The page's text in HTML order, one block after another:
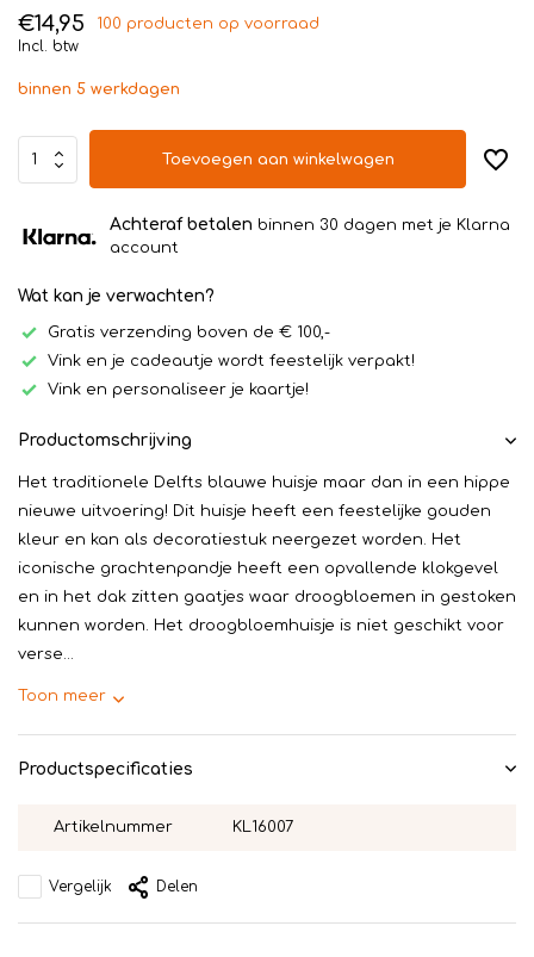
€14,95
100 producten op voorraad
Incl. btw
binnen 5 werkdagen
Toevoegen aan winkelwagen
Achteraf betalen binnen 30 dagen met je Klarna
account
Wat kan je verwachten?
Gratis verzending boven de € 100,-
Vink en je cadeautje wordt feestelijk verpakt!
Vink en personaliseer je kaartje!
Productomschrijving
Het traditionele Delfts blauwe huisje maar dan in een hippe
nieuwe uitvoering! Dit huisje heeft een feestelijke gouden
kleur en kan als decoratiestuk neergezet worden. Het
iconische grachtenpandje heeft een opvallende klokgevel
en in het dak zitten gaatjes waar droogbloemen in gestoken
kunnen worden. Het droogbloemhuisje is niet geschikt voor
verse...
Toon meer
Productspecificaties
Artikelnummer KL16007
Vergelijk Delen